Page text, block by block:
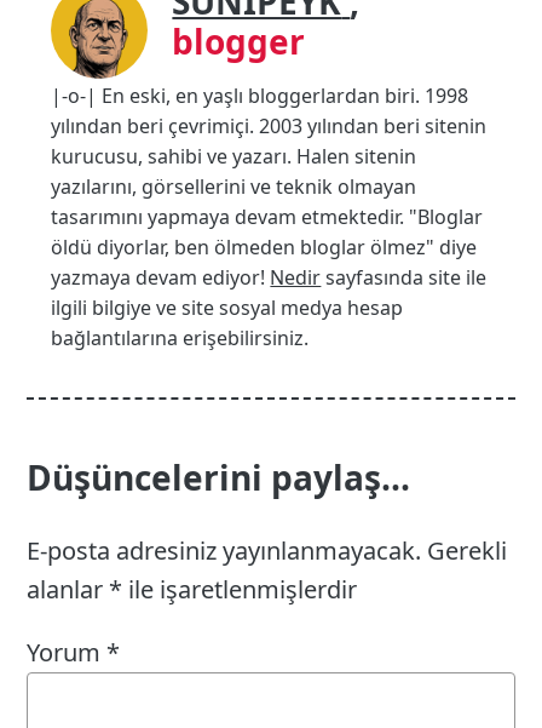
blogger
|-o-| En eski, en yaşlı bloggerlardan biri. 1998
yılından beri çevrimiçi. 2003 yılından beri sitenin
kurucusu, sahibi ve yazarı. Halen sitenin
yazılarını, görsellerini ve teknik olmayan
tasarımını yapmaya devam etmektedir. "Bloglar
öldü diyorlar, ben ölmeden bloglar ölmez" diye
yazmaya devam ediyor! Nedirsayfasında site ile
ilgili bilgiye ve site sosyal medya hesap
bağlantılarına erişebilirsiniz.
Düşüncelerini paylaş...
E-posta adresiniz yayınlanmayacak. Gerekli
alanlar * ile işaretlenmişlerdir
Yorum *